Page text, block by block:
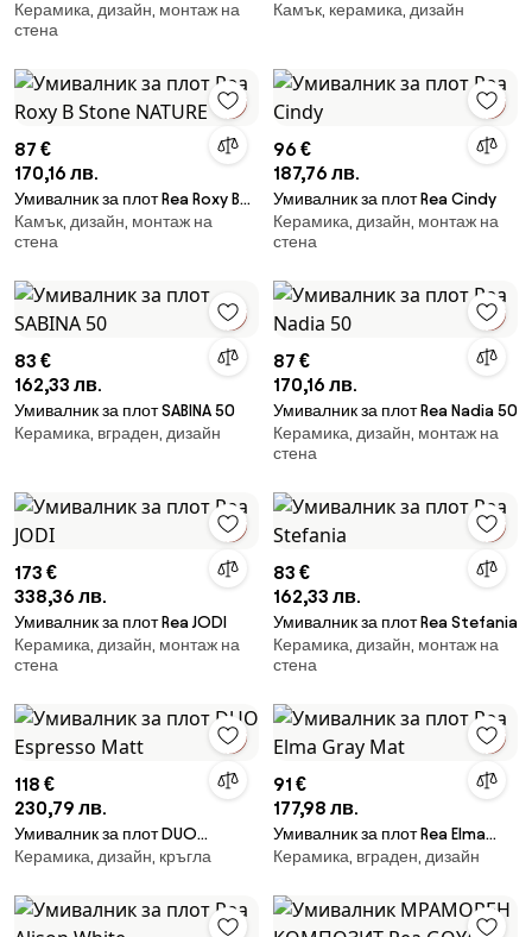
Slim
Керамика, дизайн, монтаж на
стена
Beige
Камък, керамика, дизайн
87 €
170,16 лв.
Умивалник за плот Rea Roxy B
Stone NATURE
Камък, дизайн, монтаж на
стена
96 €
187,76 лв.
Умивалник за плот Rea Cindy
Керамика, дизайн, монтаж на
стена
83 €
162,33 лв.
Умивалник за плот SABINA 50
Керамика, вграден, дизайн
87 €
170,16 лв.
Умивалник за плот Rea Nadia 50
Керамика, дизайн, монтаж на
стена
173 €
338,36 лв.
Умивалник за плот Rea JODI
Керамика, дизайн, монтаж на
стена
83 €
162,33 лв.
Умивалник за плот Rea Stefania
Керамика, дизайн, монтаж на
стена
118 €
230,79 лв.
Умивалник за плот DUO
Espresso Matt
Керамика, дизайн, кръгла
91 €
177,98 лв.
Умивалник за плот Rea Elma
Gray Mat
Керамика, вграден, дизайн